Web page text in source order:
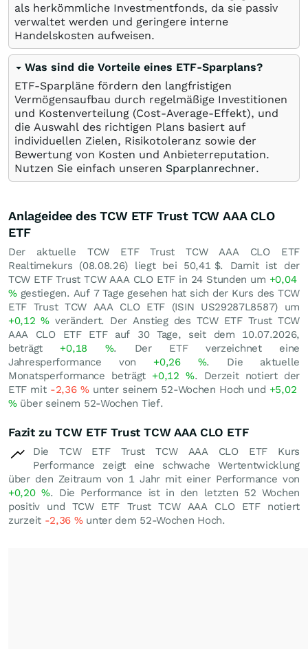
als herkömmliche Investmentfonds, da sie passiv
verwaltet werden und geringere interne
Handelskosten aufweisen.
Was sind die Vorteile eines ETF-Sparplans?
ETF-Sparpläne fördern den langfristigen
Vermögensaufbau durch regelmäßige Investitionen
und Kostenverteilung (Cost-Average-Effekt), und
die Auswahl des richtigen Plans basiert auf
individuellen Zielen, Risikotoleranz sowie der
Bewertung von Kosten und Anbieterreputation.
Nutzen Sie einfach unseren Sparplanrechner.
Anlageidee des TCW ETF Trust TCW AAA CLO
ETF
Der aktuelle TCW ETF Trust TCW AAA CLO ETF
Realtimekurs (08.08.26) liegt bei 50,41 $. Damit ist der
TCW ETF Trust TCW AAA CLO ETF in 24 Stunden um +0,04
%gestiegen. Auf 7 Tage gesehen hat sich der Kurs des TCW
ETF Trust TCW AAA CLO ETF (ISIN US29287L8587) um
+0,12% verändert. Der Anstieg des TCW ETF Trust TCW
AAA CLO ETF ETF auf 30 Tage, seit dem 10.07.2026,
beträgt +0,18 %. Der ETF verzeichnet eine
Jahresperformance von +0,26 %. Die aktuelle
Monatsperformance beträgt +0,12 %. Derzeit notiert der
ETF mit -2,36 %unter seinem 52-Wochen Hoch und +5,02
%über seinem 52-Wochen Tief.
Fazit zu TCW ETF Trust TCW AAA CLO ETF
Die TCW ETF Trust TCW AAA CLO ETF Kurs
Performance zeigt eine schwache Wertentwicklung
über den Zeitraum von 1 Jahr mit einer Performance von
+0,20 %. Die Performance ist in den letzten 52 Wochen
positiv und TCW ETF Trust TCW AAA CLO ETF notiert
zurzeit -2,36 %unter dem 52-Wochen Hoch.